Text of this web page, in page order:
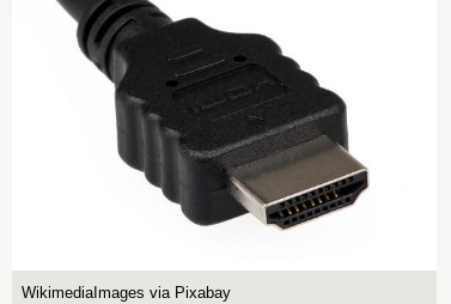
WikimediaImages via Pixabay